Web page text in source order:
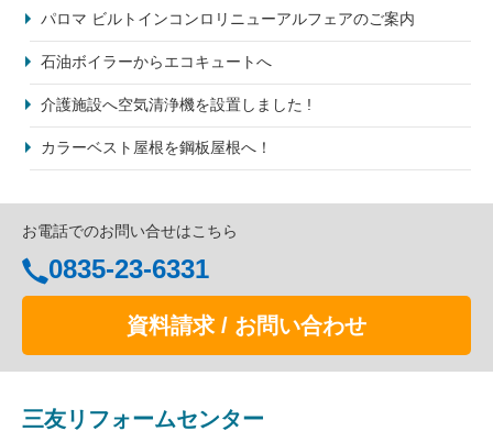
パロマ ビルトインコンロリニューアルフェアのご案内
石油ボイラーからエコキュートへ
介護施設へ空気清浄機を設置しました !
カラーベスト屋根を鋼板屋根へ！
お電話でのお問い合せはこちら
0835-23-6331
資料請求 / お問い合わせ
三友リフォームセンター